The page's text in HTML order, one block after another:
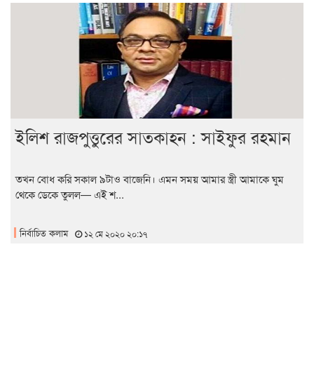
ইলিশ রাজপুত্তুরের সাতকাহন : সাইফুর রহমান
তখন বোধ করি সকাল ৯টাও বাজেনি। এমন সময় আমার স্ত্রী আমাকে ঘুম
থেকে ডেকে তুলল— এই শ...
নির্বাচিত কলাম ১২ মে ২০২০ ২০:১৭